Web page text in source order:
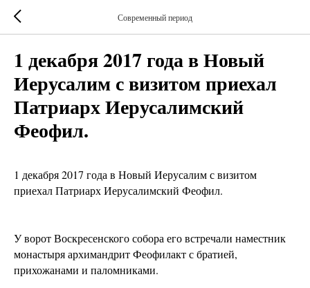
Современный период
1 декабря 2017 года в Новый
Иерусалим с визитом приехал
Патриарх Иерусалимский
Феофил.
1 декабря 2017 года в Новый Иерусалим с визитом
приехал Патриарх Иерусалимский Феофил.
У ворот Воскресенского собора его встречали наместник
монастыря архимандрит Феофилакт с братией,
прихожанами и паломниками.